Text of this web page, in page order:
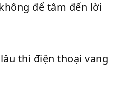
để tâm đến lời
thì điện thoại vang